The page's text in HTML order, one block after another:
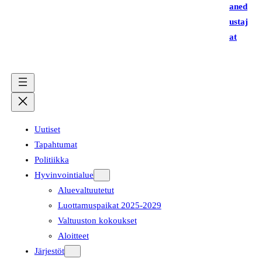
aned
ustaj
at
Uutiset
Tapahtumat
Politiikka
Hyvinvointialue
Aluevaltuutetut
Luottamuspaikat 2025-2029
Valtuuston kokoukset
Aloitteet
Järjestöt